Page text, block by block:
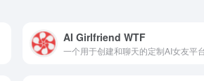
AI Girlfriend WTF
一个用于创建和聊天的定制AI女友平